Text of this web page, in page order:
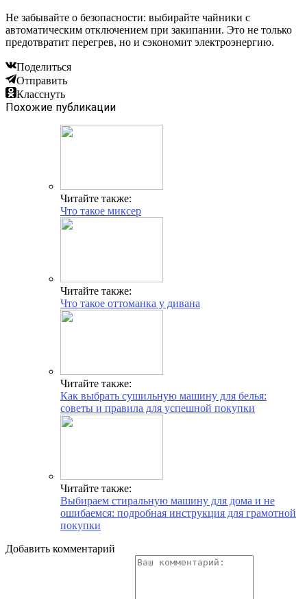
Не забывайте о безопасности: выбирайте чайники с
автоматическим отключением при закипании. Это не только
предотвратит перегрев, но и сэкономит электроэнергию.
Поделиться
Отправить
Класснуть
Похожие публикации
Читайте также:
Что такое миксер
Читайте также:
Что такое оттоманка у дивана
Читайте также:
Как выбрать сушильную машину для белья:
советы и правила для успешной покупки
Читайте также:
Выбираем стиральную машину для дома и не
ошибаемся: подробная инструкция для грамотной
покупки
Добавить комментарий